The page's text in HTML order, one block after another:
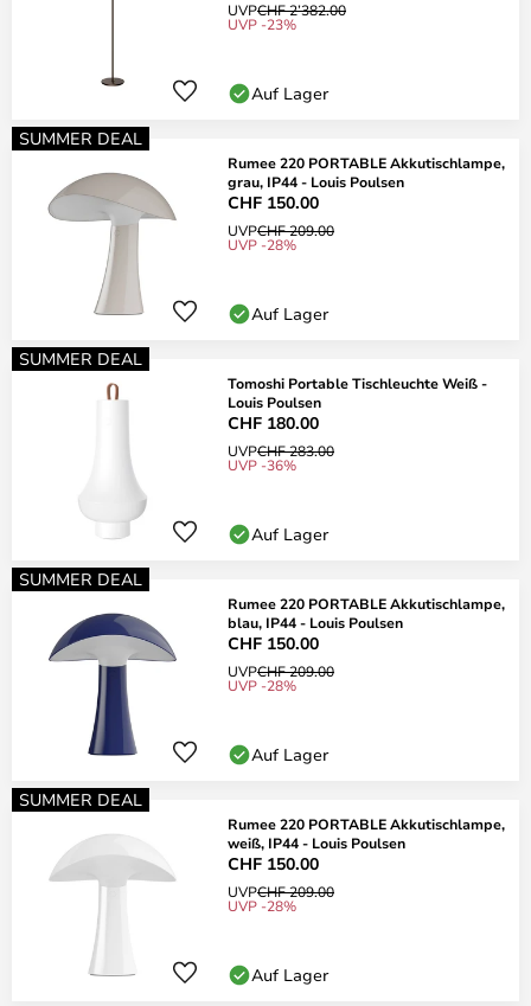
UVPCHF 2’382.00
UVP -23%
Auf Lager
SUMMER DEAL
Rumee 220 PORTABLE Akkutischlampe,
grau, IP44 - Louis Poulsen
CHF 150.00
UVPCHF 209.00
UVP -28%
Auf Lager
SUMMER DEAL
Tomoshi Portable Tischleuchte Weiß -
Louis Poulsen
CHF 180.00
UVPCHF 283.00
UVP -36%
Auf Lager
SUMMER DEAL
Rumee 220 PORTABLE Akkutischlampe,
blau, IP44 - Louis Poulsen
CHF 150.00
UVPCHF 209.00
UVP -28%
Auf Lager
SUMMER DEAL
Rumee 220 PORTABLE Akkutischlampe,
weiß, IP44 - Louis Poulsen
CHF 150.00
UVPCHF 209.00
UVP -28%
Auf Lager